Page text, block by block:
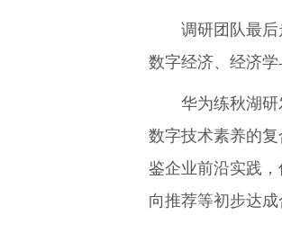
调研团队最
数字经济、经济
华为练秋湖
数字技术素养的
鉴企业前沿实践
向推荐等初步达